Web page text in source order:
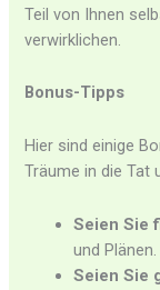
Teil von Ihnen
verwirklichen.
Bonus-Tipps
Hier sind einige
Träume in die Tat
Seien Sie
und
Seien Sie